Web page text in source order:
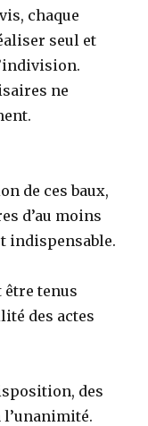
chaque
seul et
ne
de ces baux,
d’au moins
indispensable.
tenus
des actes
des